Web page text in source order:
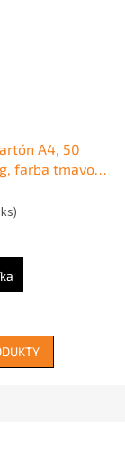
A4, 50
farba tmavo